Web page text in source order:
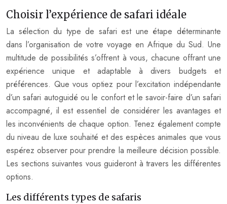
Choisir l’expérience de safari idéale
La sélection du type de safari est une étape déterminante
dans l’organisation de votre voyage en Afrique du Sud. Une
multitude de possibilités s’offrent à vous, chacune offrant une
expérience unique et adaptable à divers budgets et
préférences. Que vous optiez pour l’excitation indépendante
d’un safari autoguidé ou le confort et le savoir-faire d’un safari
accompagné, il est essentiel de considérer les avantages et
les inconvénients de chaque option. Tenez également compte
du niveau de luxe souhaité et des espèces animales que vous
espérez observer pour prendre la meilleure décision possible.
Les sections suivantes vous guideront à travers les différentes
options.
Les différents types de safaris